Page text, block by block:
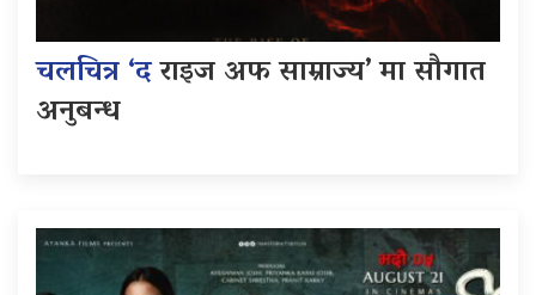
चलचित्र ‘दराइज अफ साम्राज्य’ मा सौगात
अनुबन्ध